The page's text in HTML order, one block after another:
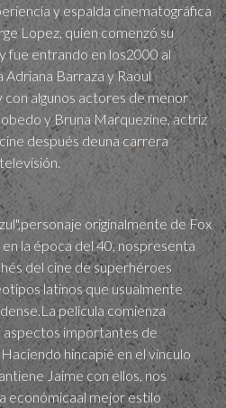
y espalda cinematográfica
Lopez, quien comenzó su
fue entrando en los2000 al
Adriana Barraza y Raoul
algunos actores de menor
y Bruna Marquezine, actriz
después deuna carrera
originalmente de Fox
la época del 40, nospresenta
del cine de superhéroes
latinos que usualmente
película comienza
aspectos importantes de
hincapié en el vínculo
Jaime con ellos, nos
económicaal mejor estilo